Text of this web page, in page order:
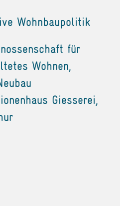
Wohnbaupolitik
für
Wohnen,
Giesserei,